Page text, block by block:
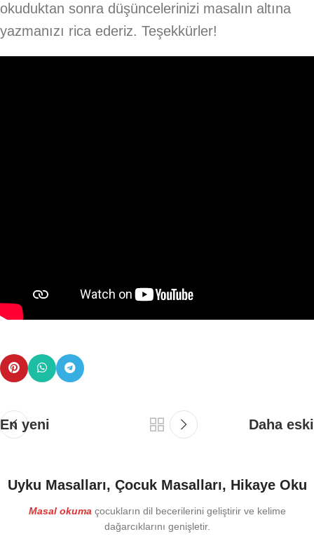
okuduktan sonra düşüncelerinizi masalın altına
yazmanızı rica ederiz. Teşekkürler!
En yeni Daha eski
Uyku Masalları, Çocuk Masalları, Hikaye Oku
Masal okuma çocukların dil becerilerini geliştirir ve kelime
dağarcıklarını genişletir.